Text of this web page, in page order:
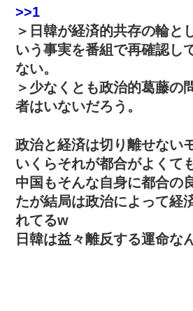
>>1
＞日韓が経済的共存の輪と
いう事実を番組で再確認し
ない。
＞少なくとも政治的葛藤の
者はいないだろう。
政治と経済は切り離せない
いくらそれが都合がよくて
中国もそんな自身に都合の
たが結局は政治によって経
れてるw
日韓は益々離反する運命な